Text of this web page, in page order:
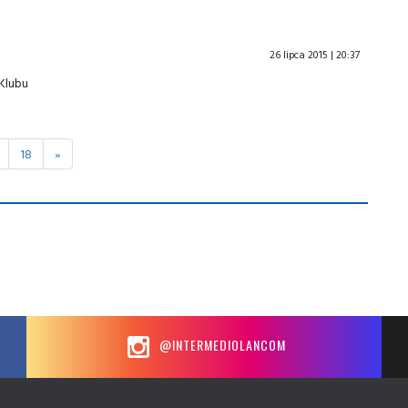
26 lipca 2015 | 20:37
18 »
@INTERMEDIOLANCOM